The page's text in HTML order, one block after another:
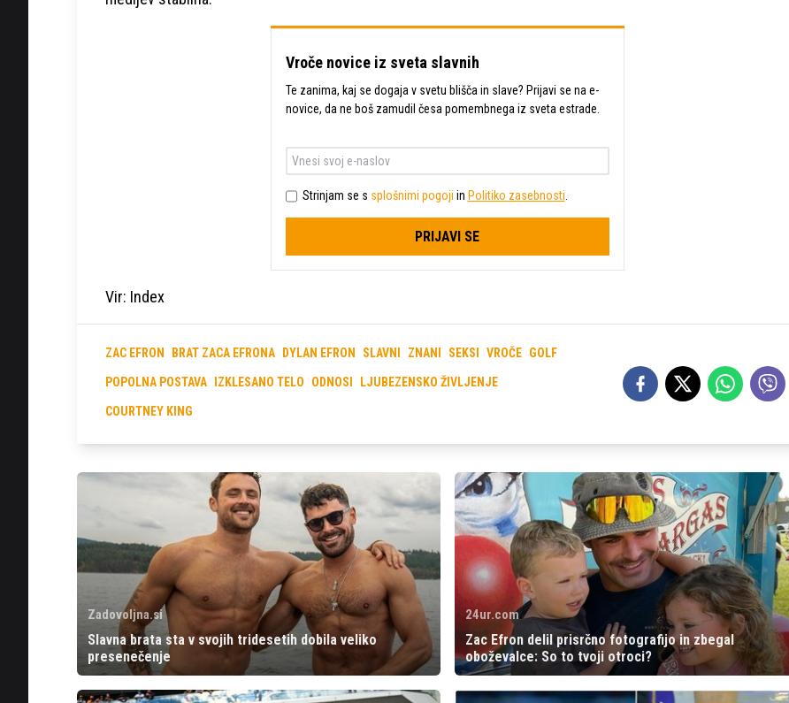
Vroče novice iz sveta slavnih
Te zanima, kaj se dogaja v svetu blišča in slave? Prijavi se na e-
novice, da ne boš zamudil česa pomembnega iz sveta estrade.
Strinjam se s splošnimi pogoji in Politiko zasebnosti
PRIJAVI SE
Vir: Index
ZAC EFRON BRAT ZACA EFRONA DYLAN EFRON SLAVNI ZNANI SEKSI VROČE GOLF
POPOLNA POSTAVA IZKLESANO TELO ODNOSI LJUBEZENSKO ŽIVLJENJE
COURTNEY KING
Zadovoljna.si
Slavna brata sta v svojih tridesetih dobila veliko
presenečenje
24ur.com
Zac Efron delil prisrčno fotografijo in zbegal
oboževalce: So to tvoji otroci?